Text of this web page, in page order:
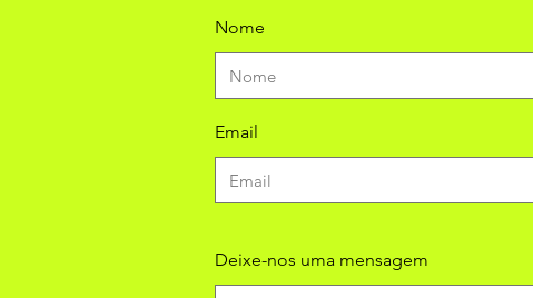
Nome
Email
Deixe-nos uma mensagem